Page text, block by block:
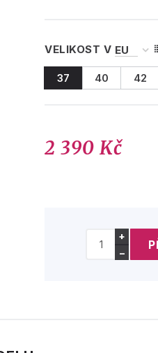
VELIKOST V
37 40 42
2 390 Kč
+
−